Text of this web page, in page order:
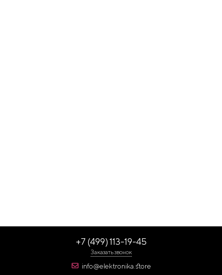
+7 (499) 113-19-45
Заказать звонок
info@elektronika.store